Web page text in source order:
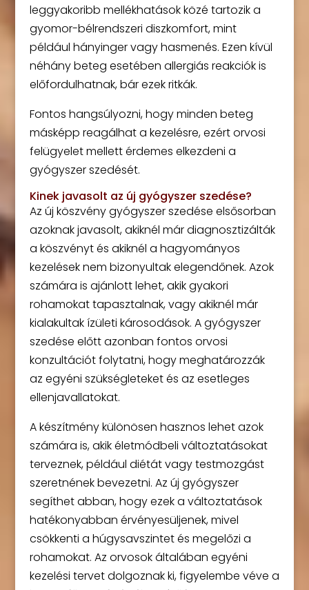
leggyakoribb mellékhatások közé tartozik a
gyomor-bélrendszeri diszkomfort, mint
például hányinger vagy hasmenés. Ezen kívül
néhány beteg esetében allergiás reakciók is
előfordulhatnak, bár ezek ritkák.
Fontos hangsúlyozni, hogy minden beteg
másképp reagálhat a kezelésre, ezért orvosi
felügyelet mellett érdemes elkezdeni a
gyógyszer szedését.
Kinek javasolt az új gyógyszer szedése?
Az új köszvény gyógyszer szedése elsősorban
azoknak javasolt, akiknél már diagnosztizálták
a köszvényt és akiknél a hagyományos
kezelések nem bizonyultak elegendőnek. Azok
számára is ajánlott lehet, akik gyakori
rohamokat tapasztalnak, vagy akiknél már
kialakultak ízületi károsodások. A gyógyszer
szedése előtt azonban fontos orvosi
konzultációt folytatni, hogy meghatározzák
az egyéni szükségleteket és az esetleges
ellenjavallatokat.
A készítmény különösen hasznos lehet azok
számára is, akik életmódbeli változtatásokat
terveznek, például diétát vagy testmozgást
szeretnének bevezetni. Az új gyógyszer
segíthet abban, hogy ezek a változtatások
hatékonyabban érvényesüljenek, mivel
csökkenti a húgysavszintet és megelőzi a
rohamokat. Az orvosok általában egyéni
kezelési tervet dolgoznak ki, figyelembe véve a